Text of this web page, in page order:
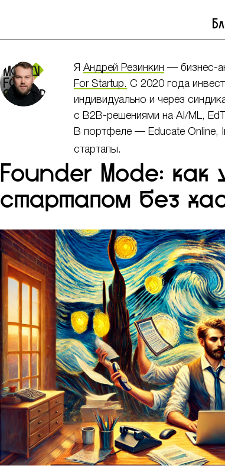
Я Андрей Резинкин — бизнес-
For Startup. С 2020 года
индивидуально и через
с B2B-решениями на AI/ML,
В портфеле — Educate Online,
стартапы.
Founder Mode: как
стартапом без